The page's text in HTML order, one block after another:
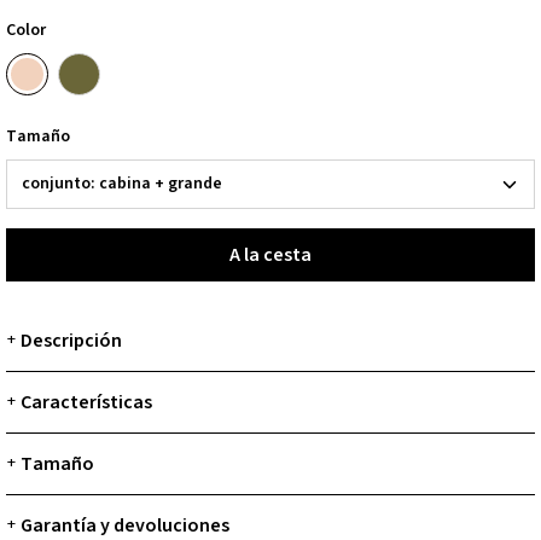
Color
Tamaño
A la cesta
A la cesta
+ Descripción
+ Características
+ Tamaño
+ Garantía y devoluciones